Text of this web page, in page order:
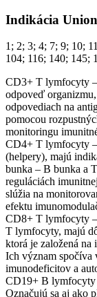
Indikácia Union
1; 2; 3; 4; 7; 9; 10;
104; 116; 140; 145;
CD3+ T lymfocyty
odpoveď
odpovediach na
pomocou
monitoringu
CD4+ T lymfocyty
(helpery), majú
bunka – B bunka a
reguláciách
slúžia na
efektu
CD8+ T lymfocyty –
T lymfocyty, majú
ktorá je založená
Ich význam spočíva
imunodeficitov a
CD19+ B lymfocyty
Označujú sa aj ako